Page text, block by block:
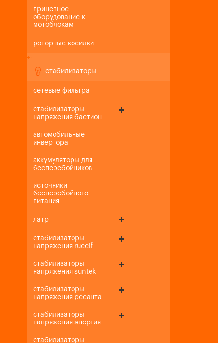
прицепное
оборудование к
мотоблокам
роторные косилки
+-
стабилизаторы
сетевые фильтра
стабилизаторы
напряжения бастион
автомобильные
инвертора
аккумуляторы для
бесперебойников
источники
бесперебойного
питания
латр
стабилизаторы
напряжения rucelf
стабилизаторы
напряжения suntek
стабилизаторы
напряжения ресанта
стабилизаторы
напряжения энергия
стабилизаторы